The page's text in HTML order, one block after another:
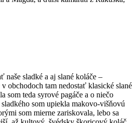
naše sladké a aj slané koláče –
obchodoch tam nedostať klasické slané
som teda syrové pagáče a o niečo
som upiekla makovo-višňovú
som mierne zariskovala, lebo sa